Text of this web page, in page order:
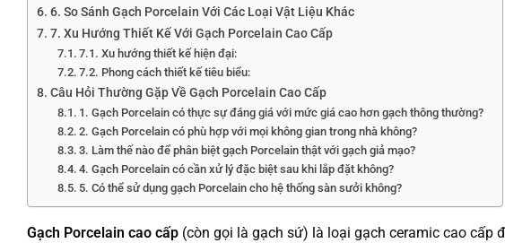
6. So Sánh Gạch Porcelain Với Các Loại Vật Liệu Khác
7. Xu Hướng Thiết Kế Với Gạch Porcelain Cao Cấp
7.1. Xu hướng thiết kế hiện đại:
7.2. Phong cách thiết kế tiêu biểu:
Câu Hỏi Thường Gặp Về Gạch Porcelain Cao Cấp
1. Gạch Porcelain có thực sự đáng giá với mức giá cao hơn gạch thông thường?
2. Gạch Porcelain có phù hợp với mọi không gian trong nhà không?
3. Làm thế nào để phân biệt gạch Porcelain thật với gạch giả mạo?
4. Gạch Porcelain có cần xử lý đặc biệt sau khi lắp đặt không?
5. Có thể sử dụng gạch Porcelain cho hệ thống sàn sưởi không?
Gạch Porcelain cao cấp (còn gọi là gạch sứ) là loại gạch ceramic cao cấp